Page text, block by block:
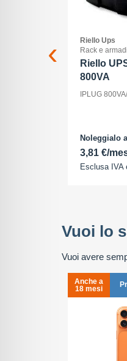
Riello Ups
Rack e armadi
Riello
800VA
IPLUG
Noleggialo
3,81 €/
Esclusa IVA
Vuoi lo
Vuoi avere
Anche a
18 mesi